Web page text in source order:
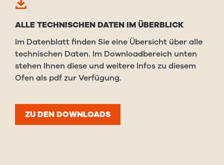
ALLE TECHNISCHEN DATEN IM ÜBERBLICK
Im Datenblatt finden Sie eine Übersicht über alle
technischen Daten. Im Downloadbereich unten
stehen Ihnen diese und weitere Infos zu diesem
Ofen als pdf zur Verfügung.
ZU DEN DOWNLOADS